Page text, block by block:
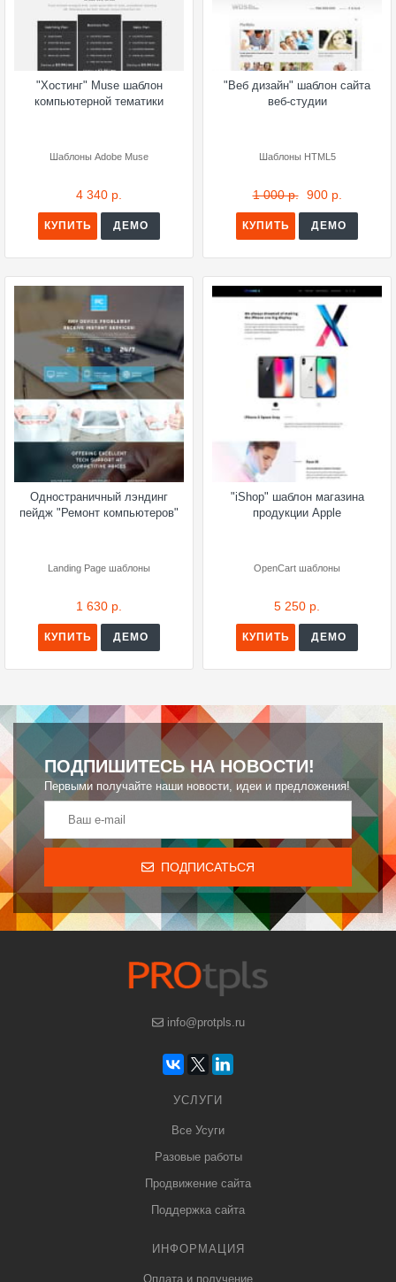
"Хостинг" Muse шаблон
компьютерной тематики
Шаблоны Adobe Muse
4 340 р.
КУПИТЬ ДЕМО
"Веб дизайн" шаблон сайта
веб-студии
Шаблоны HTML5
1 000 р. 900 р.
КУПИТЬ ДЕМО
Одностраничный лэндинг
пейдж "Ремонт компьютеров"
Landing Page шаблоны
1 630 р.
КУПИТЬ ДЕМО
"iShop" шаблон магазина
продукции Apple
OpenCart шаблоны
5 250 р.
КУПИТЬ ДЕМО
ПОДПИШИТЕСЬ НА НОВОСТИ!
Первыми получайте наши новости, идеи и предложения!
ПОДПИСАТЬСЯ
info@protpls.ru
УСЛУГИ
Все Усуги
Разовые работы
Продвижение сайта
Поддержка сайта
ИНФОРМАЦИЯ
Оплата и получение